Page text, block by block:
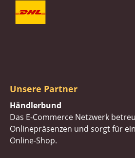
Unsere Partner
Händlerbund
Das E-Commerce Netzwerk
Onlinepräsenzen und sorgt für
Online-Shop.